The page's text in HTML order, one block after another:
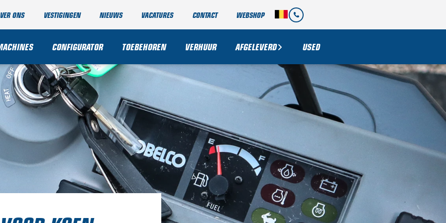
ONS VESTIGINGEN NIEUWS VACATURES CONTACT WEBSHOP
CONFIGURATOR TOEBEHOREN VERHUUR AFGELEVERD USED